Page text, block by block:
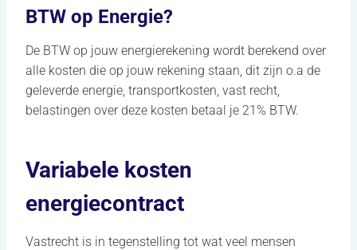
BTW op Energie?
De BTW op jouw energierekening wordt berekend over
alle kosten die op jouw rekening staan, dit zijn o.a de
geleverde energie, transportkosten, vast recht,
belastingen over deze kosten betaal je 21% BTW.
Variabele kosten
energiecontract
Vastrecht is in tegenstelling tot wat veel mensen